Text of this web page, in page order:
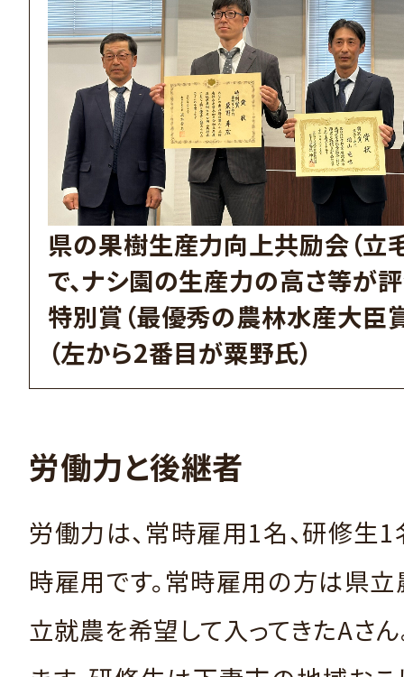
県の果樹生産力向上共励会（立
で、ナシ園の生産力の高さ等が
特別賞（最優秀の農林水産大臣
（左から2番目が粟野氏）
労働力と後継者
労働力は、常時雇用1名、研修生1
時雇用です。常時雇用の方は県
立就農を希望して入ってきたAさ